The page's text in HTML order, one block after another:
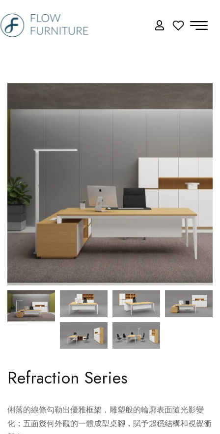
Refraction Series
俐落的線條勾勒出優雅框架，雕塑般的輪廓表面隨光影變
化；五面幾何外觀的一體成型桌腳，賦予超穩結構和視覺衝